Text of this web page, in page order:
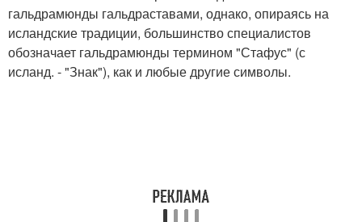
гальдрамюнды гальдраставами, однако, опираясь на
исландские традиции, большинство специалистов
обозначает гальдрамюнды термином "Стафус" (с
исланд. - "Знак"), как и любые другие символы.